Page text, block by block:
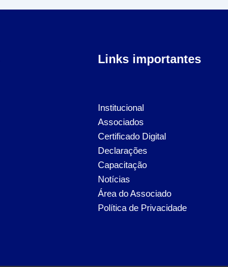
Links importantes
Institucional
Associados
Certificado Digital
Declarações
Capacitação
Notícias
Área do Associado
Política de Privacidade